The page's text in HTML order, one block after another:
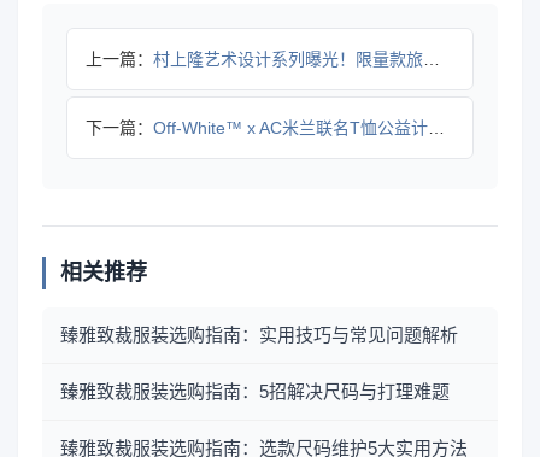
上一篇： 村上隆艺术设计系列曝光！限量款旅行包引领跨界潮流
下一篇： Off-White™ x AC米兰联名T恤公益计划揭秘
相关推荐
臻雅致裁服装选购指南：实用技巧与常见问题解析
臻雅致裁服装选购指南：5招解决尺码与打理难题
臻雅致裁服装选购指南：选款尺码维护5大实用方法